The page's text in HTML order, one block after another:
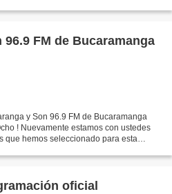
FM de Bucaramanga
y Son 96.9 FM de Bucaramanga
! Nuevamente estamos con ustedes
que hemos seleccionado para esta
oficial